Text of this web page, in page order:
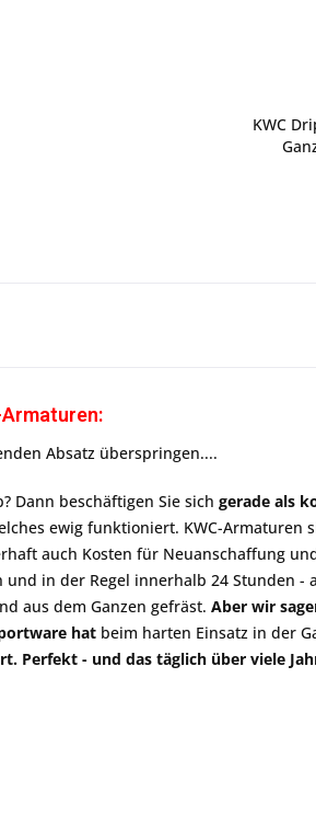
KWC
Absatz überspringen....
Dann beschäftigen Sie sich gerade als
ewig funktioniert. KWC-
auch Kosten für Neuanschaffung
in der Regel innerhalb 24 Stunden -
aus dem Ganzen gefräst. Aber wir
hat beim harten Einsatz in der
Perfekt - und das täglich über viele